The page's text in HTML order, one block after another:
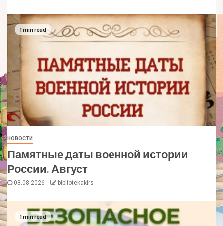
1 min read
НОВОСТИ
Памятные даты военной истории
России. Август
03.08.2026 bibliotekakirs
1 min read